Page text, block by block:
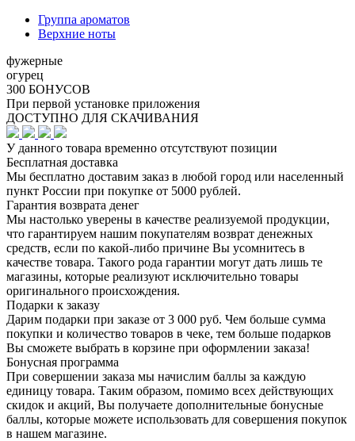
Группа ароматов
Верхние ноты
фужерные
огурец
300 БОНУСОВ
При первой установке приложения
ДОСТУПНО ДЛЯ СКАЧИВАНИЯ
У данного товара временно отсутствуют позиции
Бесплатная доставка
Мы бесплатно доставим заказ в любой город или населенный
пункт России при покупке от 5000 рублей.
Гарантия возврата денег
Мы настолько уверены в качестве реализуемой продукции,
что гарантируем нашим покупателям возврат денежных
средств, если по какой-либо причине Вы усомнитесь в
качестве товара. Такого рода гарантии могут дать лишь те
магазины, которые реализуют исключительно товары
оригинального происхождения.
Подарки к заказу
Дарим подарки при заказе от 3 000 руб. Чем больше сумма
покупки и количество товаров в чеке, тем больше подарков
Вы сможете выбрать в корзине при оформлении заказа!
Бонусная программа
При совершении заказа мы начислим баллы за каждую
единицу товара. Таким образом, помимо всех действующих
скидок и акций, Вы получаете дополнительные бонусные
баллы, которые можете использовать для совершения покупок
в нашем магазине.